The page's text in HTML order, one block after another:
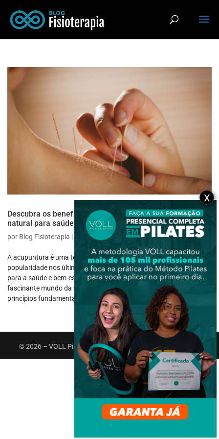
Descubra os benefícios da acupuntura: uma abordagem
natural para saúde e bem-estar
por Blog Fisioterapia | jun 16, 2023| Terapia,Terapia Alternativa
A acupuntura é uma terapia milenar que tem ganhado
popularidade nos últimos anos devido aos seus diversos benefícios
para a saúde e bem-estar. Neste artigo, vamos explorar o
fascinante mundo da acupuntura, desde sua história até os
princípios fundamentais e a forma...
© 2026 – VOLL Pilates Group. Todos os direitos reservados.
X